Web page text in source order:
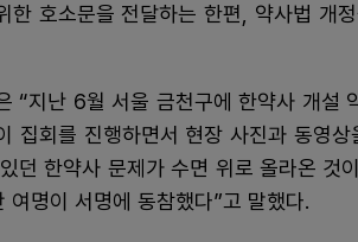
한 호소문을 전달하는 한편, 약사법 개
“지난 6월 서울 금천구에 한약사 개설
집회를 진행하면서 현장 사진과 동영
던 한약사 문제가 수면 위로 올라온 것
여명이 서명에 동참했다”고 말했다.